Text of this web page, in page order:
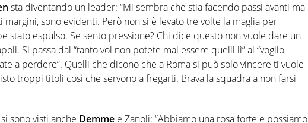
sta diventando un leader: “Mi sembra che stia facendo passi avanti ma
margini, sono evidenti. Però non si è levato tre volte la maglia per
stato espulso. Se sento pressione? Chi dice questo non vuole dare un
Si passa dal “tanto voi non potete mai essere quelli lì” al “voglio
a perdere”. Quelli che dicono che a Roma si può solo vincere ti vuole
troppi titoli così che servono a fregarti. Brava la squadra a non farsi
sono visti anche Demme e Zanoli: “Abbiamo una rosa forte e possiamo